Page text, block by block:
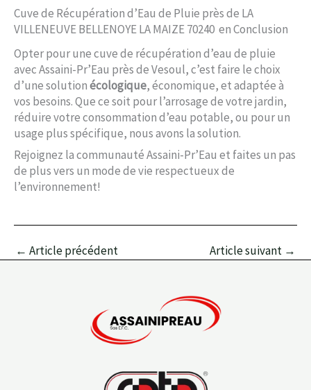
Cuve de Récupération d’Eau de Pluie près de LA
VILLENEUVE BELLENOYE LA MAIZE 70240 en Conclusion
Opter pour une cuve de récupération d’eau de pluie
avec Assaini-Pr’Eau près de Vesoul, c’est faire le choix
d’une solutionécologique, économique, et adaptée à
vos besoins. Que ce soit pour l’arrosage de votre jardin,
réduire votre consommation d’eau potable, ou pour un
usage plus spécifique, nous avons la solution.
Rejoignez la communauté Assaini-Pr’Eau et faites un pas
de plus vers un mode de vie respectueux de
l’environnement!
← Article précédent Article suivant →